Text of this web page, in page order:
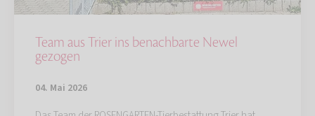
Team aus Trier ins benachbarte Newel
gezogen
04. Mai 2026